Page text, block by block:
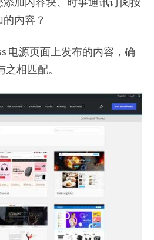
内容？
电源页面上发布的内容，确
相匹配。